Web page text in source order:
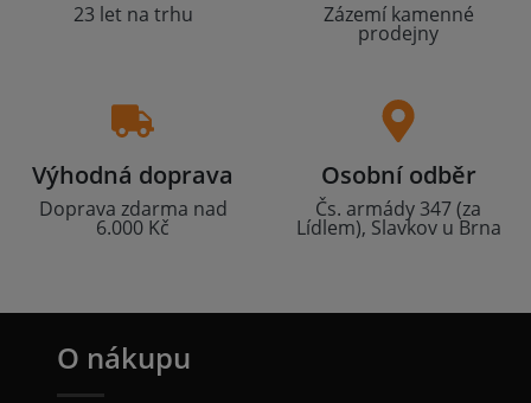
23 let na trhu Zázemí kamenné
prodejny
Výhodná doprava
Doprava zdarma nad
6.000 Kč
Osobní odběr
Čs. armády 347 (za
Lídlem), Slavkov u Brna
O nákupu